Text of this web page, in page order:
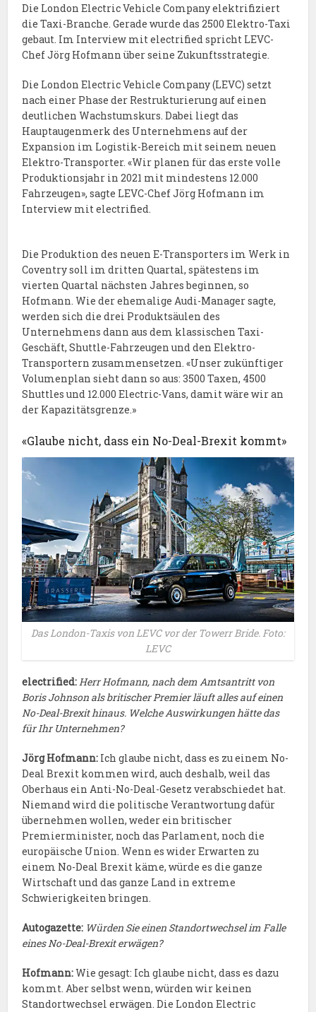
Die London Electric Vehicle Company elektrifiziert
die Taxi-Branche. Gerade wurde das 2500 Elektro-Taxi
gebaut. Im Interview mit electrified spricht LEVC-
Chef Jörg Hofmann über seine Zukunftsstrategie.
Die London Electric Vehicle Company (LEVC) setzt
nach einer Phase der Restrukturierung auf einen
deutlichen Wachstumskurs. Dabei liegt das
Hauptaugenmerk des Unternehmens auf der
Expansion im Logistik-Bereich mit seinem neuen
Elektro-Transporter. «Wir planen für das erste volle
Produktionsjahr in 2021 mit mindestens 12.000
Fahrzeugen», sagte LEVC-Chef Jörg Hofmann im
Interview mit electrified.
Die Produktion des neuen E-Transporters im Werk in
Coventry soll im dritten Quartal, spätestens im
vierten Quartal nächsten Jahres beginnen, so
Hofmann. Wie der ehemalige Audi-Manager sagte,
werden sich die drei Produktsäulen des
Unternehmens dann aus dem klassischen Taxi-
Geschäft, Shuttle-Fahrzeugen und den Elektro-
Transportern zusammensetzen. «Unser zukünftiger
Volumenplan sieht dann so aus: 3500 Taxen, 4500
Shuttles und 12.000 Electric-Vans, damit wäre wir an
der Kapazitätsgrenze.»
«Glaube nicht, dass ein No-Deal-Brexit kommt»
Das London-Taxis von LEVC vor der Towerr Bride. Foto:
LEVC
electrified:Herr Hofmann, nach dem Amtsantritt von
Boris Johnson als britischer Premier läuft alles auf einen
No-Deal-Brexit hinaus. Welche Auswirkungen hätte das
für Ihr Unternehmen?
Jörg Hofmann: Ich glaube nicht, dass es zu einem No-
Deal Brexit kommen wird, auch deshalb, weil das
Oberhaus ein Anti-No-Deal-Gesetz verabschiedet hat.
Niemand wird die politische Verantwortung dafür
übernehmen wollen, weder ein britischer
Premierminister, noch das Parlament, noch die
europäische Union. Wenn es wider Erwarten zu
einem No-Deal Brexit käme, würde es die ganze
Wirtschaft und das ganze Land in extreme
Schwierigkeiten bringen.
Autogazette: Würden Sie einen Standortwechsel im Falle
eines No-Deal-Brexit erwägen?
Hofmann:Wie gesagt: Ich glaube nicht, dass es dazu
kommt. Aber selbst wenn, würden wir keinen
Standortwechsel erwägen. Die London Electric